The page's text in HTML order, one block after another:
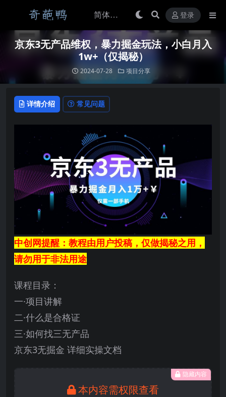
登录
京东3无产品维权，暴力掘金玩法，小白月入
1w+（仅揭秘）
2024-07-28 项目分享
详情介绍 常见问题
中创网提醒：教程由用户投稿，仅做揭秘之用，
请勿用于非法用途
课程目录：
一·项目讲解
二·什么是合格证
三·如何找三无产品
京东3无掘金 详细实操文档
隐藏内容
本内容需权限查看